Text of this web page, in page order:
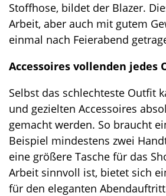
Stoffhose, bildet der Blazer.
Arbeit, aber auch mit gutem
einmal nach Feierabend
Accessoires vollenden jedes
Selbst das schlechteste Outfit
und gezielten Accessoires
gemacht werden. So braucht
Beispiel mindestens zwei
eine größere Tasche für das
Arbeit sinnvoll ist, bietet sich
für den eleganten